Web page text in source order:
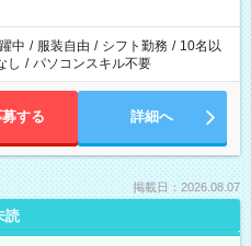
時間。 合計で週40時間を超える場
中 / 服装自由 / シフト勤務 / 10名以
し / パソコンスキル不要
募する 詳細へ
掲載日：2026.08.07
読